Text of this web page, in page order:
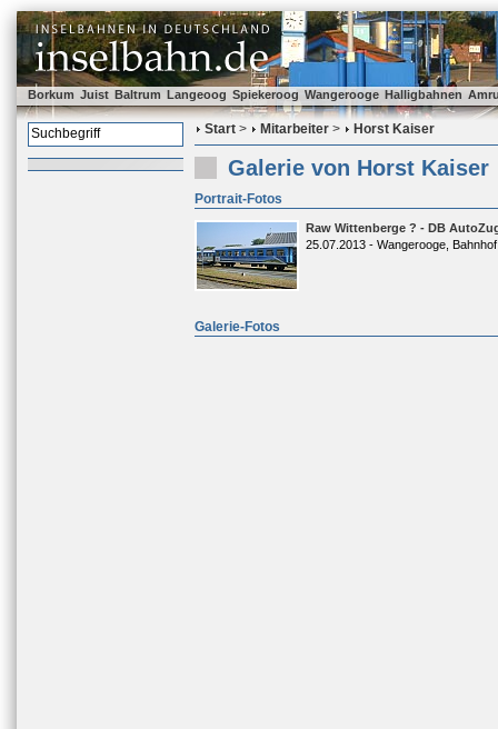
Borkum Juist Baltrum Langeoog Spiekeroog Wangerooge Halligbahnen
Start > Mitarbeiter > Horst Kaiser
Galerie von Horst Kaiser
Portrait-Fotos
Raw Wittenberge ? - DB
25.07.2013 - Wangerooge, Bahnhof
Galerie-Fotos